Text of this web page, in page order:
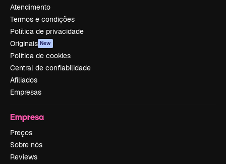
Atendimento
Termos e condições
Política de privacidade
Originais New
Política de cookies
Central de confiabilidade
Afiliados
Empresas
Empresa
Preços
Sobre nós
Reviews